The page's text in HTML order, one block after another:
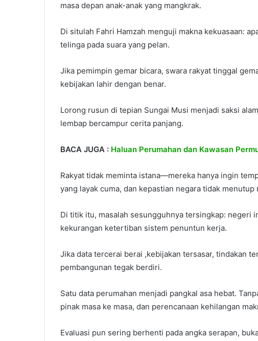
masa depan anak-anak yang mangkrak.
Di situlah Fahri Hamzah menguji makna kekuasaan:
telinga pada suara yang pelan.
Jika pemimpin gemar bicara, swara rakyat tinggal
kebijakan lahir dengan benar.
Lorong rusun di tepian Sungai Musi menjadi saksi
lembap bercampur cerita panjang.
BACA JUGA : Haluan Perumahan dan Kawasan
Rakyat tidak meminta istana—mereka hanya ingin
yang layak cuma, dan kepastian negara tidak menutup
Di titik itu, masalah sesungguhnya tersingkap: negeri
kekurangan ketertiban sistem penuntun kerja.
Jika data tercerai berai ,kebijakan tersasar, tindakan
pembangunan tegak berdiri.
Satu data perumahan menjadi pangkal asa hebat.
pinak masa ke masa, dan perencanaan kehilangan
Evaluasi pun sering berhenti pada angka serapan,